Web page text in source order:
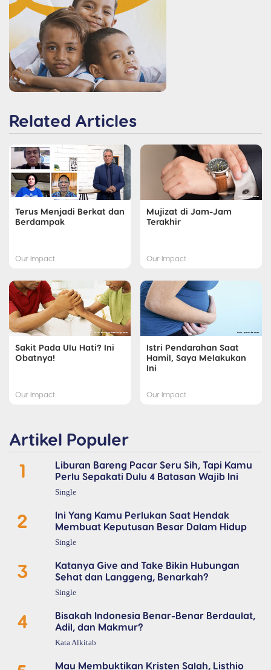
Related Articles
Terus Menjadi Berkat dan
Berdampak
Our Impact
Mujizat di Jam-Jam
Terakhir
Our Impact
Sakit Pada Ulu Hati? Ini
Obatnya!
Our Impact
Istri Pendarahan Saat
Hamil, Saya Melakukan
Ini
Our Impact
Artikel Populer
1
Liburan Bareng Pacar Seru Sih, Tapi Kamu
Perlu Sepakati Dulu 4 Batasan Wajib Ini
Single
2
Ini Yang Kamu Perlukan Saat Hendak
Membuat Keputusan Besar Dalam Hidup
Single
3
Katanya Give and Take Bikin Hubungan
Sehat dan Langgeng, Benarkah?
Single
4
Bisakah Indonesia Benar-Benar Berdaulat,
Adil, dan Makmur?
Kata Alkitab
Mau Membuktikan Kristen Salah, Listhio